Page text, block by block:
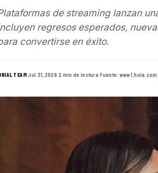
de streaming lanzan
regresos esperados,
convertirse en éxito.
TEAM·Jul 31, 2026·2 min de lectura·Fuente: www1.hola.com